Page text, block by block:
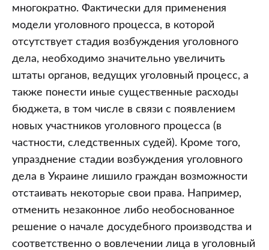
многократно. Фактически для применения
модели уголовного процесса, в которой
отсутствует стадия возбуждения уголовного
дела, необходимо значительно увеличить
штаты органов, ведущих уголовный процесс, а
также понести иные существенные расходы
бюджета, в том числе в связи с появлением
новых участников уголовного процесса (в
частности, следственных судей). Кроме того,
упразднение стадии возбуждения уголовного
дела в Украине лишило граждан возможности
отстаивать некоторые свои права. Например,
отменить незаконное либо необоснованное
решение о начале досудебного производства и
соответственно о вовлечении лица в уголовный